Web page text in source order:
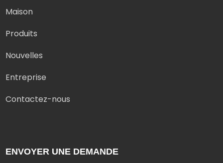
Maison
Produits
Nouvelles
Entreprise
Contactez-nous
ENVOYER UNE DEMANDE